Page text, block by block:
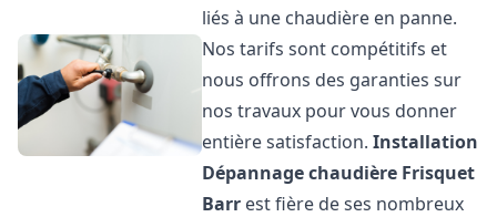
liés à une chaudière en panne.
Nos tarifs sont compétitifs et
nous offrons des garanties sur
nos travaux pour vous donner
entière satisfaction.Installation
Dépannage chaudière Frisquet
Barr est fière de ses nombreux